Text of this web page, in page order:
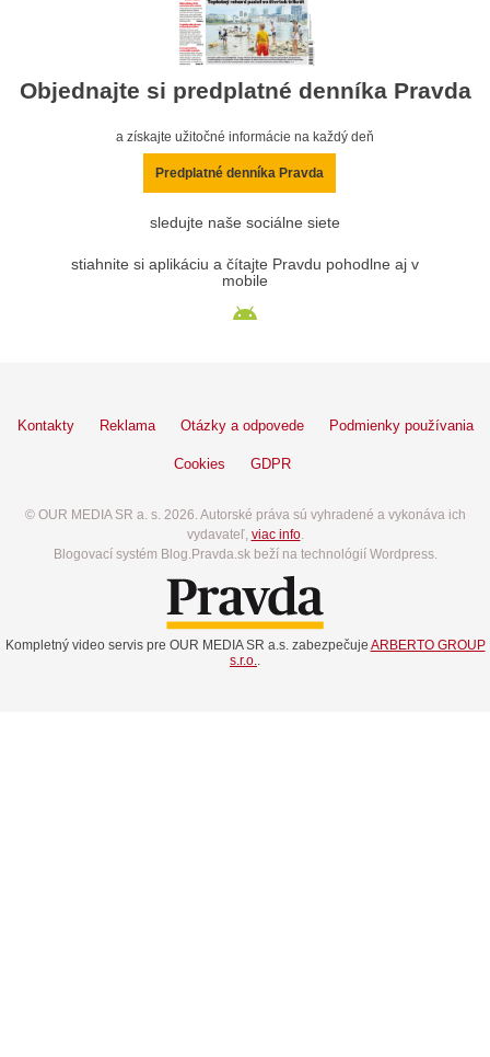
Objednajte si predplatné denníka Pravda
a získajte užitočné informácie na každý deň
Predplatné denníka Pravda
sledujte naše sociálne siete
stiahnite si aplikáciu a čítajte Pravdu pohodlne aj v
mobile
Kontakty Reklama Otázky a odpovede Podmienky používania
Cookies GDPR
© OUR MEDIA SR a. s. 2026. Autorské práva sú vyhradené a vykonáva ich
vydavateľ, viac info.
Blogovací systém Blog.Pravda.sk beží na technológií Wordpress.
Kompletný video servis pre OUR MEDIA SR a.s. zabezpečuje ARBERTO GROUP
s.r.o.